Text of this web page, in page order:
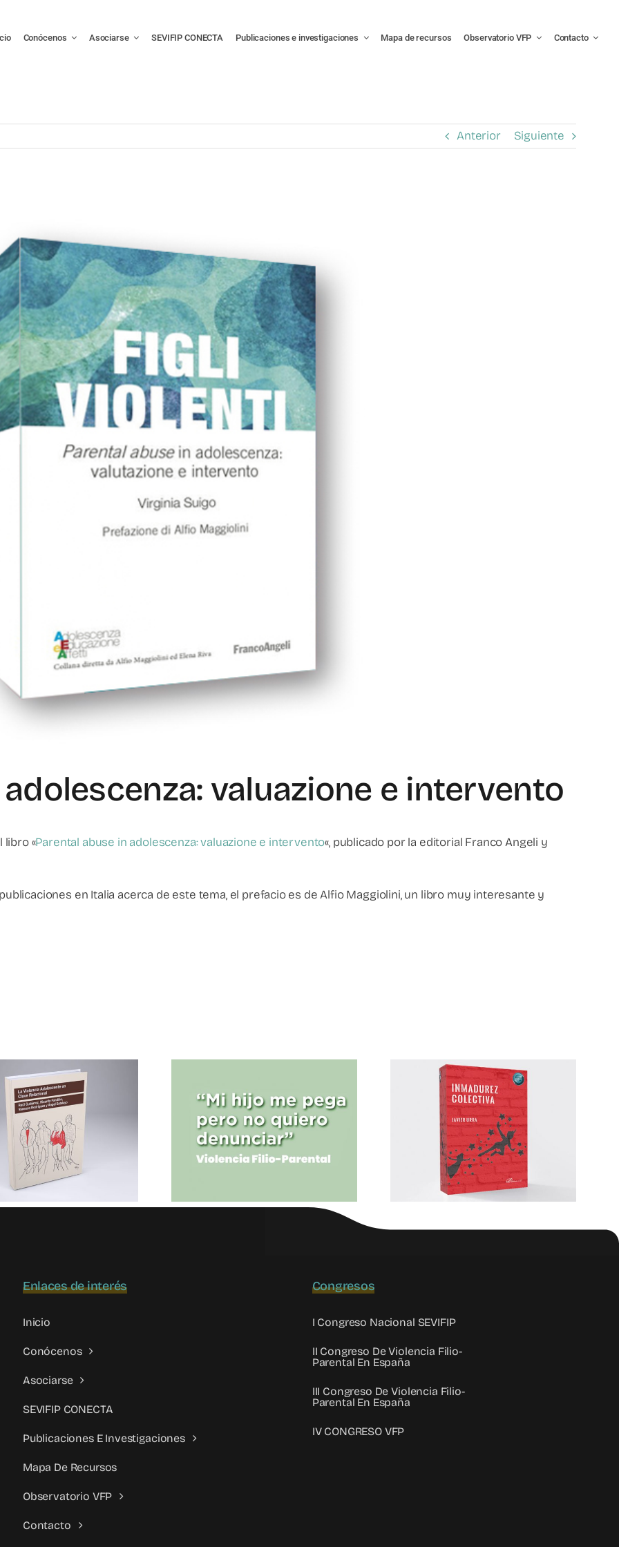
Conócenos Asociarse SEVIFIP CONECTA Publicaciones e investigaciones Mapa de recursos Observatorio VFP Contacto
Anterior Siguiente
valuazione e intervento
libro «Parental abuse in adolescenza: valuazione e intervento«, publicado por la editorial Franco Angeli y
en Italia acerca de este tema, el prefacio es de Alfio Maggiolini, un libro muy interesante y
Violencia Filio-
Parental: Un
Problema
Silenciado
Javier Urra
Presenta
«Inmadurez
Enlaces de interés
Inicio
Conócenos
Asociarse
SEVIFIP CONECTA
Publicaciones E Investigaciones
Mapa De Recursos
Observatorio VFP
Contacto
Congresos
I Congreso Nacional SEVIFIP
II Congreso De Violencia Filio-
Parental En España
III Congreso De Violencia Filio-
Parental En España
IV CONGRESO VFP